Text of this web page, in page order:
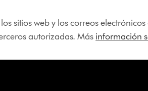
sitios web y los correos
autorizadas. Más información